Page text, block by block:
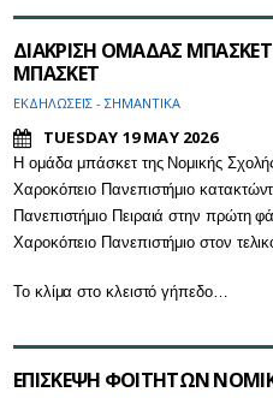
ΔΙΑΚΡΙΣΗ ΟΜΑΔΑΣ
ΜΠΑΣΚΕΤ
ΕΚΔΗΛΩΣΕΙΣ - ΣΗΜΑΝΤΙΚΑ
TUESDAY 19 MAY 2026
Η ομάδα μπάσκετ της Νομικής
Χαροκόπειο Πανεπιστήμιο
Πανεπιστήμιο Πειραιά στην πρώτη
Χαροκόπειο Πανεπιστήμιο στον
Το κλίμα στο κλειστό γήπεδο…
ΕΠΙΣΚΕΨΗ ΦΟΙΤΗΤΩΝ